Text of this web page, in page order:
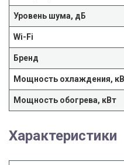
Уровень шума, дБ
Wi-Fi
Бренд
Мощность охлаждения,
Мощность обогрева, кВт
Характеристики